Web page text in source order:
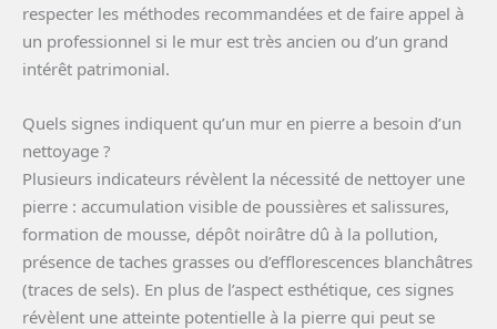
respecter les méthodes recommandées et de faire appel à
un professionnel si le mur est très ancien ou d’un grand
intérêt patrimonial.
Quels signes indiquent qu’un mur en pierre a besoin d’un
nettoyage ?
Plusieurs indicateurs révèlent la nécessité de nettoyer une
pierre : accumulation visible de poussières et salissures,
formation de mousse, dépôt noirâtre dû à la pollution,
présence de taches grasses ou d’efflorescences blanchâtres
(traces de sels). En plus de l’aspect esthétique, ces signes
révèlent une atteinte potentielle à la pierre qui peut se